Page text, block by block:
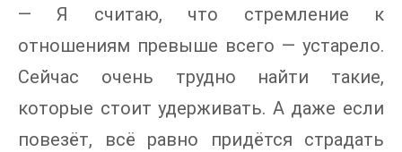
— Я считаю, что стремление к
отношениям превыше всего — устарело.
Сейчас очень трудно найти такие,
которые стоит удерживать. А даже если
повезёт, всё равно придётся страдать